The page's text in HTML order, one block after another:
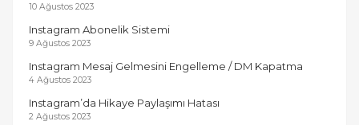
10 Ağustos 2023
Instagram Abonelik Sistemi
9 Ağustos 2023
Instagram Mesaj Gelmesini Engelleme / DM Kapatma
4 Ağustos 2023
Instagram’da Hikaye Paylaşımı Hatası
2 Ağustos 2023